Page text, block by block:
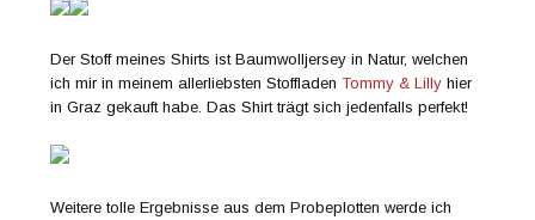
Der Stoff meines Shirts ist Baumwolljersey in Natur, welchen
ich mir in meinem allerliebsten StoffladenTommy & Lilly hier
in Graz gekauft habe. Das Shirt trägt sich jedenfalls perfekt!
Weitere tolle Ergebnisse aus dem Probeplotten werde ich